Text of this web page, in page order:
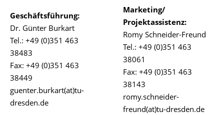
Geschäftsführung:
Dr. Günter Burkart
Tel.: +49 (0)351 463
38483
Fax: +49 (0)351 463
38449
guenter.burkart(at)tu-
dresden.de
Marketing/
Projektassistenz:
Romy Schneider-Freund
Tel.: +49 (0)351 463
38061
Fax: +49 (0)351 463
38143
romy.schneider-
freund(at)tu-dresden.de